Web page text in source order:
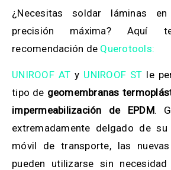
¿Necesitas soldar láminas
precisión máxima? Aquí
recomendación de Querotools:
UNIROOF AT y UNIROOF ST le
tipo de geomembranas
impermeabilización de EPDM.
extremadamente delgado de
móvil de transporte, las nuevas
pueden utilizarse sin